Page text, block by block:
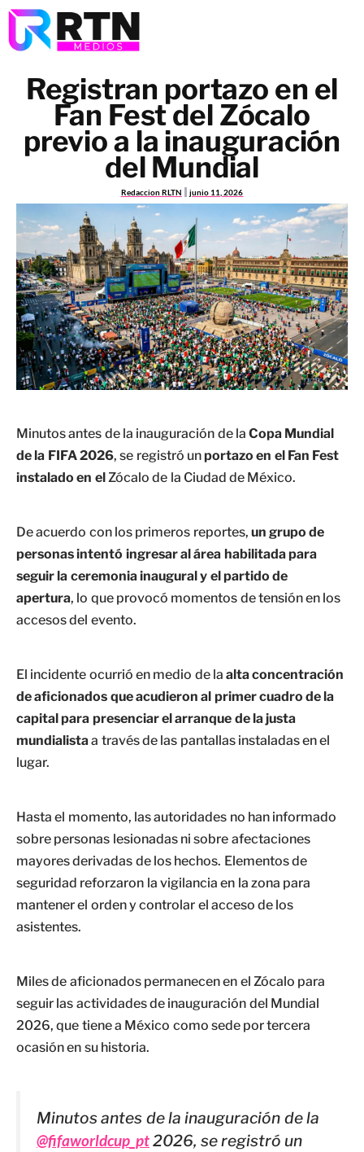
Registran portazo en el
Fan Fest del Zócalo
previo a la inauguración
del Mundial
Redaccion RLTN junio 11, 2026
Minutos antes de la inauguración de la Copa Mundial
de la FIFA 2026, se registró unportazo en el Fan Fest
instalado en el Zócalo de la Ciudad de México.
De acuerdo con los primeros reportes, un grupo de
personas intentó ingresar al área habilitada para
seguir la ceremonia inaugural y el partido de
apertura, lo que provocó momentos de tensión en los
accesos del evento.
El incidente ocurrió en medio de laalta concentración
de aficionados que acudieron al primer cuadro de la
capital para presenciar el arranque de la justa
mundialistaa través de las pantallas instaladas en el
lugar.
Hasta el momento, las autoridades no han informado
sobre personas lesionadas ni sobre afectaciones
mayores derivadas de los hechos. Elementos de
seguridad reforzaron la vigilancia en la zona para
mantener el orden y controlar el acceso de los
asistentes.
Miles de aficionados permanecen en el Zócalo para
seguir las actividades de inauguración del Mundial
2026, que tiene a México como sede por tercera
ocasión en su historia.
Minutos antes de la inauguración de la
@fifaworldcup_pt2026, se registró un